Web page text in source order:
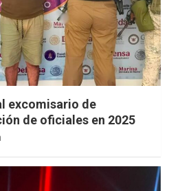
excomisario de
de oficiales en 2025